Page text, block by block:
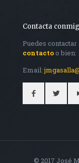
Contacta
Puedes
contacto o bien:
Email:
© 2017 José